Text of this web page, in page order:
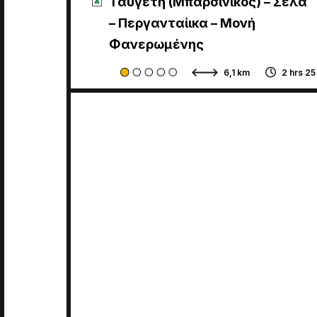
– Περγανταίικα – Μονή
Φανερωμένης
6,1 km 2 hrs